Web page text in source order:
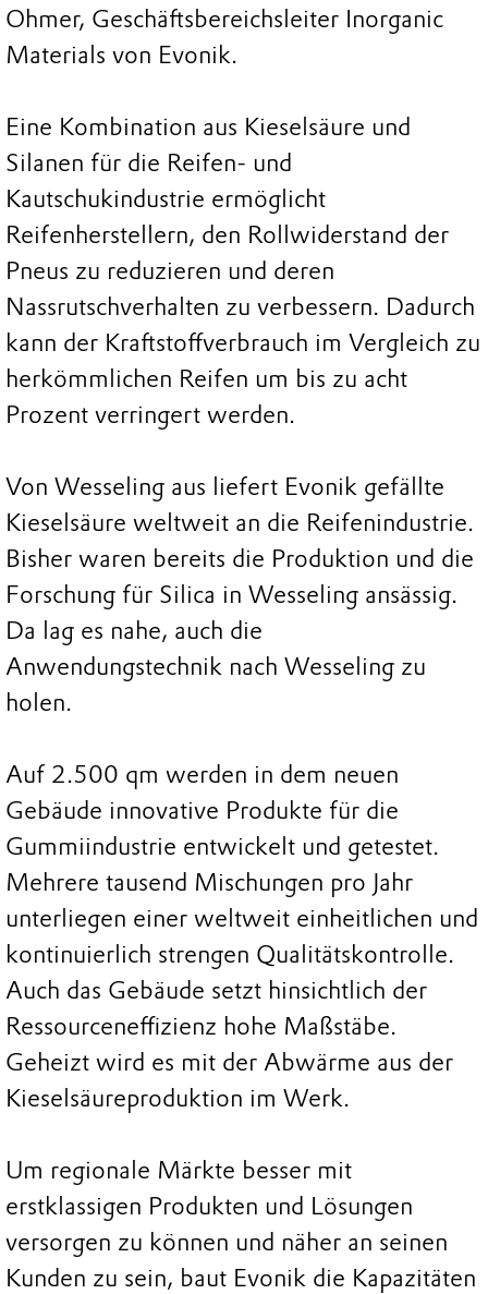
Ohmer, Geschäftsbereichsleiter Inorganic
Materials von Evonik.
Eine Kombination aus Kieselsäure und
Silanen für die Reifen- und
Kautschukindustrie ermöglicht
Reifenherstellern, den Rollwiderstand der
Pneus zu reduzieren und deren
Nassrutschverhalten zu verbessern. Dadurch
kann der Kraftstoffverbrauch im Vergleich zu
herkömmlichen Reifen um bis zu acht
Prozent verringert werden.
Von Wesseling aus liefert Evonik gefällte
Kieselsäure weltweit an die Reifenindustrie.
Bisher waren bereits die Produktion und die
Forschung für Silica in Wesseling ansässig.
Da lag es nahe, auch die
Anwendungstechnik nach Wesseling zu
holen.
Auf 2.500 qm werden in dem neuen
Gebäude innovative Produkte für die
Gummiindustrie entwickelt und getestet.
Mehrere tausend Mischungen pro Jahr
unterliegen einer weltweit einheitlichen und
kontinuierlich strengen Qualitätskontrolle.
Auch das Gebäude setzt hinsichtlich der
Ressourceneffizienz hohe Maßstäbe.
Geheizt wird es mit der Abwärme aus der
Kieselsäureproduktion im Werk.
Um regionale Märkte besser mit
erstklassigen Produkten und Lösungen
versorgen zu können und näher an seinen
Kunden zu sein, baut Evonik die Kapazitäten